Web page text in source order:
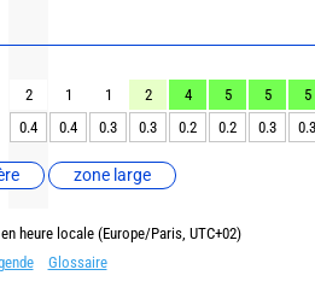
zone large
2 1 1 2 4 5 5
5
0.4
0.4 0.3 0.3 0.2 0.2 0.3 0.3
heure locale (Europe/Paris, UTC+02)
Glossaire